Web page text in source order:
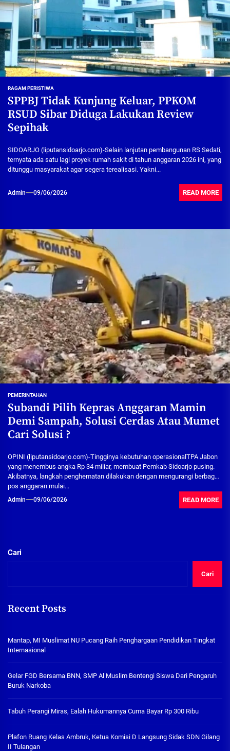
RAGAM PERISTIWA
SPPBJ Tidak Kunjung Keluar, PPKOM
RSUD Sibar Diduga Lakukan Review
Sepihak
SIDOARJO (liputansidoarjo.com)-Selain lanjutan pembangunan RS Sedati,
ternyata ada satu lagi proyek rumah sakit di tahun anggaran 2026 ini, yang
ditunggu masyarakat agar segera terealisasi. Yakni...
Admin 09/06/2026 READ MORE
PEMERINTAHAN
Subandi Pilih Kepras Anggaran Mamin
Demi Sampah, Solusi Cerdas Atau Mumet
Cari Solusi ?
OPINI (liputansidoarjo.com)-Tingginya kebutuhan operasionalTPA Jabon
yang menembus angka Rp 34 miliar, membuat Pemkab Sidoarjo pusing.
Akibatnya, langkah penghematan dilakukan dengan mengurangi berbagai
pos anggaran mulai...
Admin 09/06/2026 READ MORE
Cari
Cari
Recent Posts
Mantap, MI Muslimat NU Pucang Raih Penghargaan Pendidikan Tingkat
Internasional
Gelar FGD Bersama BNN, SMP Al Muslim Bentengi Siswa Dari Pengaruh
Buruk Narkoba
Tabuh Perangi Miras, Ealah Hukumannya Cuma Bayar Rp 300 Ribu
Plafon Ruang Kelas Ambruk, Ketua Komisi D Langsung Sidak SDN Gilang
II Tulangan